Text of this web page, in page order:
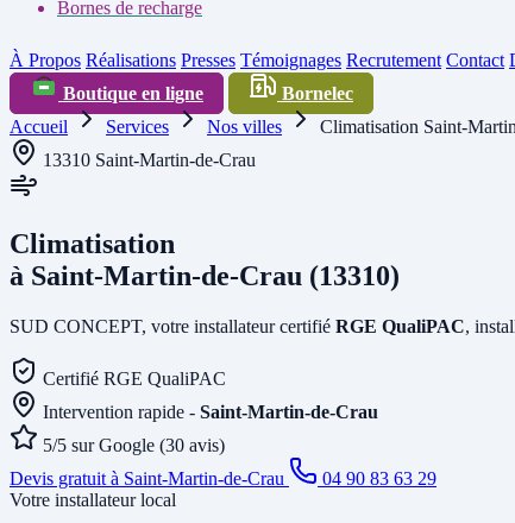
Bornes de recharge
À Propos Réalisations Presses Témoignages Recrutement Contact
Boutique en ligne
Bornelec
Accueil
Services Nos villes
Climatisation Saint-
13310 Saint-Martin-de-Crau
Climatisation
à Saint-Martin-de-Crau (13310)
SUD CONCEPT, votre installateur certifié RGE QualiPAC,
Certifié RGE QualiPAC
Intervention rapide - Saint-Martin-de-Crau
5/5 sur Google (30 avis)
Devis gratuit à Saint-Martin-de-Crau
04 90 83 63 29
Votre installateur local